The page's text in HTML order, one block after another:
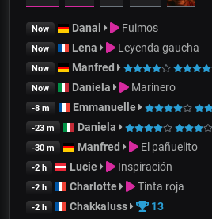
Now Danai Fuimos
Now Lena Leyenda gaucha
Now Manfred
Now Daniela Marinero
-8 m Emmanuelle
-23 m Daniela
-30 m Manfred El pañuelito
-2 h Lucie Inspiración
-2 h Charlotte Tinta roja
-2 h Chakkaluss 13